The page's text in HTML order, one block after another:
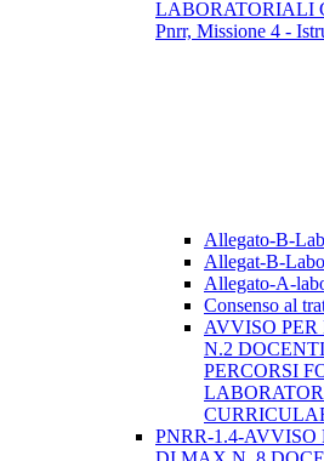
LABORATORIALI
Pnrr, Missione 4 -
Allegato-B-
Allegat-B-
Allegato-A-
Consenso al
AVVISO
N.2
PERCORSI
PNRR-1.4-